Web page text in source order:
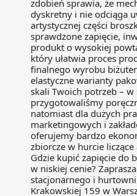
zdobień sprawia, że
dyskretny i nie odciąga
artystycznej części
sprawdzone zapięcie,
produkt o wysokiej
który ułatwia proces
finalnego wyrobu
elastyczne warianty
skali Twoich potrzeb – w
przygotowaliśmy
natomiast dla dużych
marketingowych i
oferujemy bardzo
zbiorcze w hurcie
Gdzie kupić zapięcie do
w niskiej cenie?
stacjonarnego i
Krakowskiej 159 w